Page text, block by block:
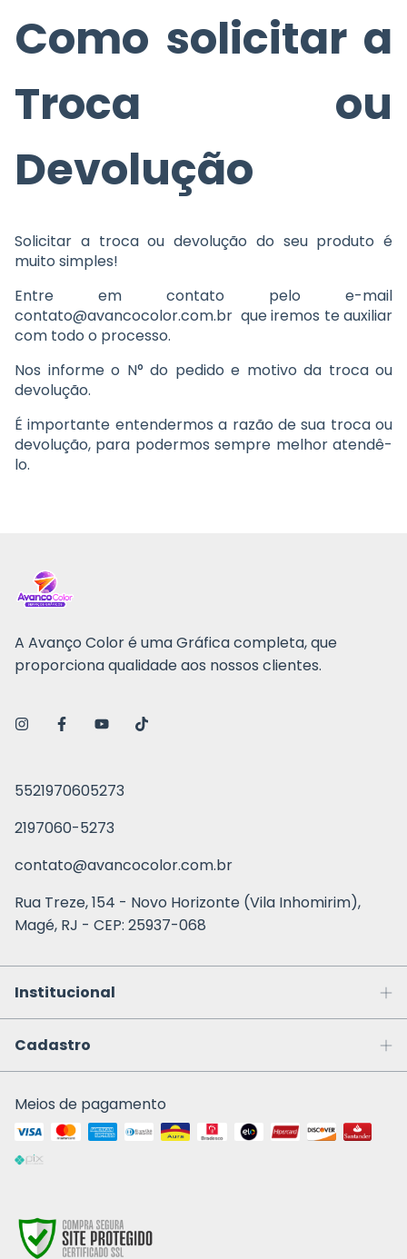
Como solicitar a
Troca ou
Devolução
Solicitar a troca ou devolução do seu produto é
muito simples!
Entre em contato pelo e-mail
contato@avancocolor.com.br que iremos te auxiliar
com todo o processo.
Nos informe o N° do pedido e motivo da troca ou
devolução.
É importante entendermos a razão de sua troca ou
devolução, para podermos sempre melhor atendê-
lo.
A Avanço Color é uma Gráfica completa, que
proporciona qualidade aos nossos clientes.
5521970605273
2197060-5273
contato@avancocolor.com.br
Rua Treze, 154 - Novo Horizonte (Vila Inhomirim),
Magé, RJ - CEP: 25937-068
Institucional
Cadastro
Meios de pagamento